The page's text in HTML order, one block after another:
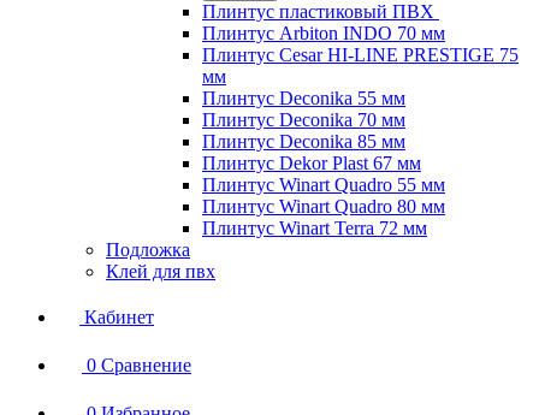
Плинтус пластиковый ПВХ
Плинтус Arbiton INDO 70 мм
Плинтус Cesar HI-LINE PRESTIGE 75
мм
Плинтус Deconika 55 мм
Плинтус Deconika 70 мм
Плинтус Deconika 85 мм
Плинтус Dekor Plast 67 мм
Плинтус Winart Quadro 55 мм
Плинтус Winart Quadro 80 мм
Плинтус Winart Terra 72 мм
Подложка
Клей для пвх
Кабинет
0 Сравнение